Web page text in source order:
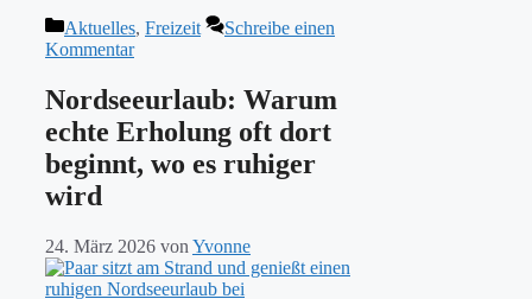
Kategorien
Aktuelles, Freizeit
Schreibe einen
Kommentar
Nordseeurlaub: Warum
echte Erholung oft dort
beginnt, wo es ruhiger
wird
24. März 2026 von Yvonne